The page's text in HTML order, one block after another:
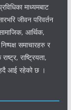
माध्यमबाट
जीवन परिवर्तन
आर्थिक,
समाचारहरु र
राष्ट्रियता,
आई रहेको छ ।